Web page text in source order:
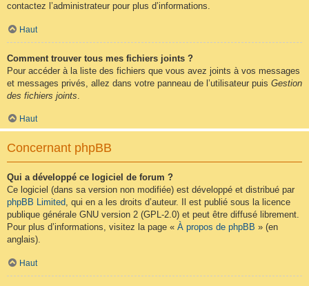
contactez l’administrateur pour plus d’informations.
Haut
Comment trouver tous mes fichiers joints ?
Pour accéder à la liste des fichiers que vous avez joints à vos messages
et messages privés, allez dans votre panneau de l’utilisateur puis Gestion
des fichiers joints
Haut
Concernant phpBB
Qui a développé ce logiciel de forum ?
Ce logiciel (dans sa version non modifiée) est développé et distribué par
phpBB Limited, qui en a les droits d’auteur. Il est publié sous la licence
publique générale GNU version 2 (GPL-2.0) et peut être diffusé librement.
Pour plus d’informations, visitez la page « À propos de phpBB » (en
anglais).
Haut